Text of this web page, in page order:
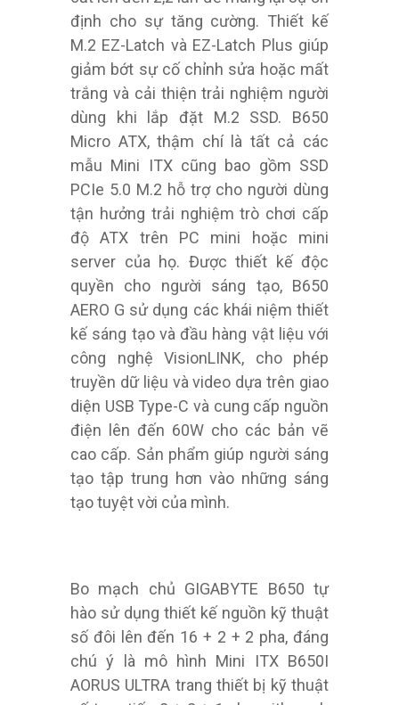
định cho sự tăng cường. Thiết kế
M.2 EZ-Latch và EZ-Latch Plus giúp
giảm bớt sự cố chỉnh sửa hoặc mất
trắng và cải thiện trải nghiệm người
dùng khi lắp đặt M.2 SSD. B650
Micro ATX, thậm chí là tất cả các
mẫu Mini ITX cũng bao gồm SSD
PCIe 5.0 M.2 hỗ trợ cho người dùng
tận hưởng trải nghiệm trò chơi cấp
độ ATX trên PC mini hoặc mini
server của họ. Được thiết kế độc
quyền cho người sáng tạo, B650
AERO G sử dụng các khái niệm thiết
kế sáng tạo và đầu hàng vật liệu với
công nghệ VisionLINK, cho phép
truyền dữ liệu và video dựa trên giao
diện USB Type-C và cung cấp nguồn
điện lên đến 60W cho các bản vẽ
cao cấp. Sản phẩm giúp người sáng
tạo tập trung hơn vào những sáng
tạo tuyệt vời của mình.
Bo mạch chủ GIGABYTE B650 tự
hào sử dụng thiết kế nguồn kỹ thuật
số đôi lên đến 16 + 2 + 2 pha, đáng
chú ý là mô hình Mini ITX B650I
AORUS ULTRA trang thiết bị kỹ thuật